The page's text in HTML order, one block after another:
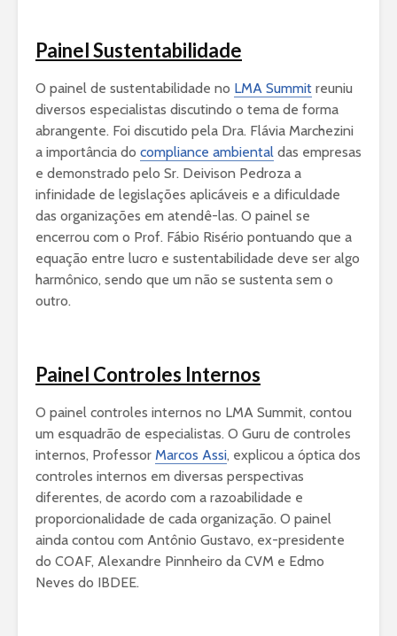
Painel Sustentabilidade
O painel de sustentabilidade no LMA Summit reuniu
diversos especialistas discutindo o tema de forma
abrangente. Foi discutido pela Dra. Flávia Marchezini
a importância do compliance ambiental das empresas
e demonstrado pelo Sr. Deivison Pedroza a
infinidade de legislações aplicáveis e a dificuldade
das organizações em atendê-las. O painel se
encerrou com o Prof. Fábio Risério pontuando que a
equação entre lucro e sustentabilidade deve ser algo
harmônico, sendo que um não se sustenta sem o
outro.
Painel Controles Internos
O painel controles internos no LMA Summit, contou
um esquadrão de especialistas. O Guru de controles
internos, Professor Marcos Assi, explicou a óptica dos
controles internos em diversas perspectivas
diferentes, de acordo com a razoabilidade e
proporcionalidade de cada organização. O painel
ainda contou com Antônio Gustavo, ex-presidente
do COAF, Alexandre Pinnheiro da CVM e Edmo
Neves do IBDEE.